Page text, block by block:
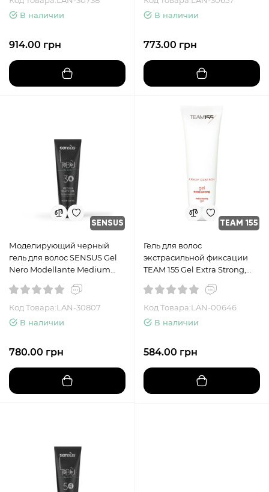
В наличии
914.00 грн
В наличии
773.00 грн
SENSUS
Моделирующий черный
гель для волос SENSUS Gel
Nero Modellante Medium
Код Товара:LAN-30807
В наличии
780.00 грн
TEAM 155
Гель для волос
экстрасильной фиксации
TEAM 155 Gel Extra Strong,
Код Товара:LAN-00646
В наличии
584.00 грн